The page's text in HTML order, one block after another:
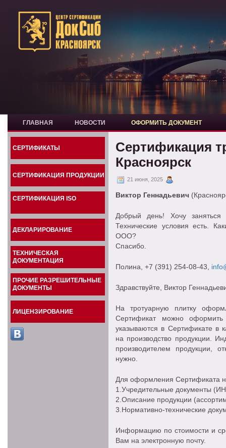
ГЛАВНАЯ НОВОСТИ ОФОРМИТЬ ДОКУМЕНТ
СЕРТИФИКАТЫ
СЕРТИФИКАЦИЯ ПРОДУКЦИИ
СЕРТИФИКАЦИЯ ISO
ДЕКЛАРИРОВАНИЕ
ТЕХНИЧЕСКАЯ
ДОКУМЕНТАЦИЯ
ПРОЧИЕ РАЗРЕШИТЕЛЬНЫЕ
ДОКУМЕНТЫ
ЛИЦЕНЗИРОВАНИЕ
Сертификация
Красноярск
21 июня, 2025
Виктор Геннадьевич
Добрый день! Хочу заняться
Технические условия есть.
ООО?
Спасибо.
Полина , +7 (391) 254-08-43,
Здравствуйте, Виктор
На тротуарную плитку
Сертификат можно
указываются в Сертификате в
на производство продукции.
производителем продукции,
нужно.
Для оформления Сертификата
1.Учредительные документы
2.Описание продукции
3.Нормативно-технические
Информацию по стоимости и
Вам на электронную почту.